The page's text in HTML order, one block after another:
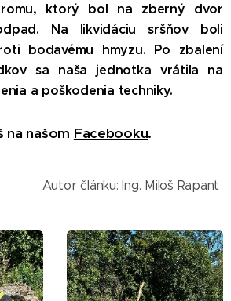
ktorý bol na zberný dvor
Na likvidáciu sršňov boli
bodavému hmyzu. Po zbalení
sa naša jednotka vrátila na
a poškodenia techniky.
na našom Facebooku.
Autor článku: Ing. Miloš Rapant